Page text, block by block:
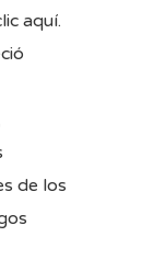
aquí.
de los